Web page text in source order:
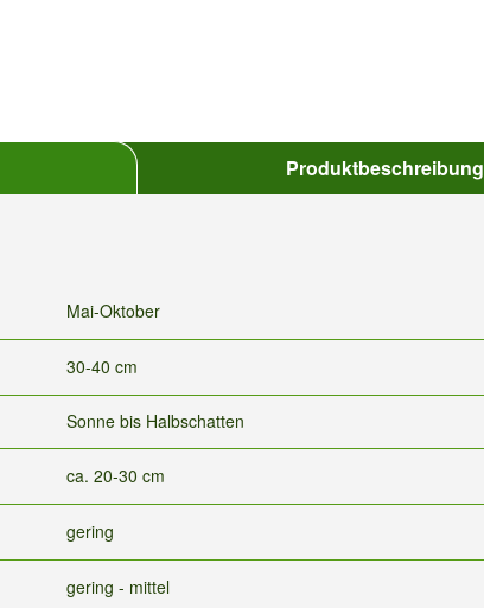
Produktbeschreibung
Mai-Oktober
30-40 cm
Sonne bis Halbschatten
ca. 20-30 cm
gering
gering - mittel